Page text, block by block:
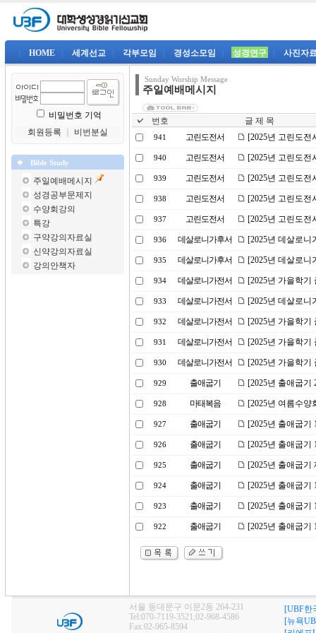
HOME 세계선교 각부모임 경성소모임 성경연구 사진자
비밀번호 기억
회원등록
비번분실
Bible Study
주일예배메시지
성경공부문제지
수양회강의
특강
구약강의자료실
신약강의자료실
강의안책자
Sunday Worship Message
주일예배메시지
번호 글 제 목
941 고린도전서 [2025년 고린도전
940 고린도전서 [2025년 고린도전
939 고린도전서 [2025년 고린도전
938 고린도전서 [2025년 고린도전
937 고린도전서 [2025년 고린도전
936 데살로니가후서 [2025년 데살로니
935 데살로니가후서 [2025년 데살로니
934 데살로니가전서 [2025년 가을학기
933 데살로니가전서 [2025년 데살로니
932 데살로니가전서 [2025년 가을학
931 데살로니가전서 [2025년 가을학기
930 데살로니가전서 [2025년 가을학기
929 출애굽기 [2025년 출애굽기
928 마태복음 [2025년 여름수양
927 출애굽기 [2025년 출애굽기
926 출애굽기 [2025년 출애굽기
925 출애굽기 [2025년 출애굽기
924 출애굽기 [2025년 출애굽기
923 출애굽기 [2025년 출애굽기
922 출애굽기 [2025년 출애굽기
서울 동대문구 이문2동 264-231
Tel:070-7119-3521,02-968-4586
Fax:02-965-8594
[UBF한
[뉴욕